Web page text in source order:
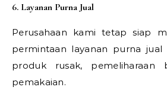
6. Layanan Purna Jual
Perusahaan kami tetap siap
permintaan layanan purna jual
produk rusak, pemeliharaan
pemakaian.